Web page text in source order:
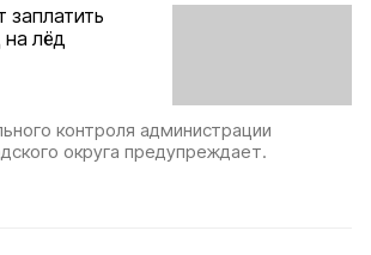
заплатить
лёд
контроля администрации
округа предупреждает.